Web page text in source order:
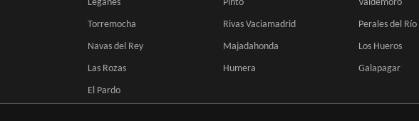
Leganés Pinto Valdemoro
Torremocha Rivas Vaciamadrid Perales del Río
Navas del Rey Majadahonda Los Hueros
Las Rozas Humera Galapagar
El Pardo